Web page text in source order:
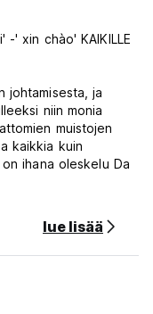
-' xin chào' KAIKILLE
johtamisesta, ja
niin monia
muistojen
kaikkia kuin
ihana oleskelu Da
hyvää ruokaa,
sinulle!
lue lisää